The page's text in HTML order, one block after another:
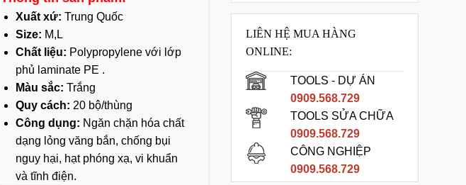
Xuất xứ: Trung Quốc
Size: M,L
Chất liệu: Polypropylene với lớp
phủ laminate PE .
Màu sắc: Trắng
Quy cách: 20 bộ/thùng
Công dụng: Ngăn chặn hóa chất
dạng lỏng văng bắn, chống bụi
nguy hại, hạt phóng xạ, vi khuẩn
và tĩnh điện.
LIÊN HỆ MUA HÀNG
ONLINE:
TOOLS - DỰ ÁN
0909.568.729
TOOLS SỬA CHỮA
0909.568.729
CÔNG NGHIỆP
0909.568.729